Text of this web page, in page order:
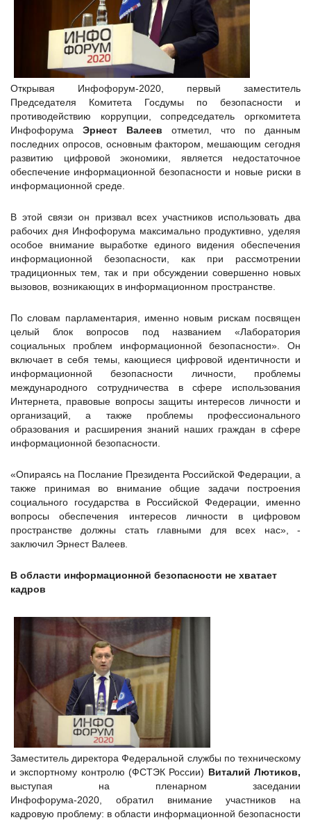
Открывая Инфофорум-2020, первый заместитель
Председателя Комитета Госдумы по безопасности и
противодействию коррупции, сопредседатель оргкомитета
Инфофорума Эрнест Валеев отметил, что по данным
последних опросов, основным фактором, мешающим сегодня
развитию цифровой экономики, является недостаточное
обеспечение информационной безопасности и новые риски в
информационной среде.
В этой связи он призвал всех участников использовать два
рабочих дня Инфофорума максимально продуктивно, уделяя
особое внимание выработке единого видения обеспечения
информационной безопасности, как при рассмотрении
традиционных тем, так и при обсуждении совершенно новых
вызовов, возникающих в информационном пространстве.
По словам парламентария, именно новым рискам посвящен
целый блок вопросов под названием «Лаборатория
социальных проблем информационной безопасности». Он
включает в себя темы, кающиеся цифровой идентичности и
информационной безопасности личности, проблемы
международного сотрудничества в сфере использования
Интернета, правовые вопросы защиты интересов личности и
организаций, а также проблемы профессионального
образования и расширения знаний наших граждан в сфере
информационной безопасности.
«Опираясь на Послание Президента Российской Федерации, а
также принимая во внимание общие задачи построения
социального государства в Российской Федерации, именно
вопросы обеспечения интересов личности в цифровом
пространстве должны стать главными для всех нас», -
заключил Эрнест Валеев.
В области информационной безопасности не хватает
кадров
Заместитель директора Федеральной службы по техническому
и экспортному контролю (ФСТЭК России) Виталий Лютиков,
выступая на пленарном заседании
Инфофорума-2020, обратил внимание участников на
кадровую проблему: в области информационной безопасности